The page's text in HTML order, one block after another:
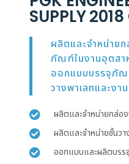
SUPPLY
ผลิตและจำหน่าย
ภัณฑ์ในงานอุตสา
ออกแบบบรรจุภั
วางพาเลทและงา
ผลิตและจำหน่ายกล่
ผลิตและจำหน่ายชั้นวา
ออกแบบและผลิตบรร